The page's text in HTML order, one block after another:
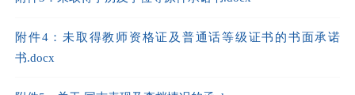
附件4：未取得教师资格证及普通话等级证书的书面承诺
书.docx